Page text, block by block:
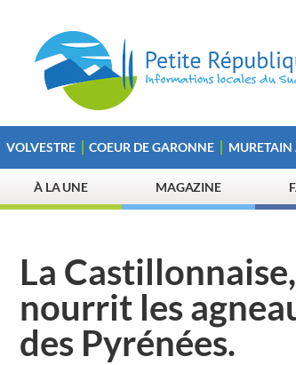
VOLVESTRE COEUR DE GARONNE MURETAIN
À LA UNE MAGAZINE
La
nourrit les
des Pyrénées.